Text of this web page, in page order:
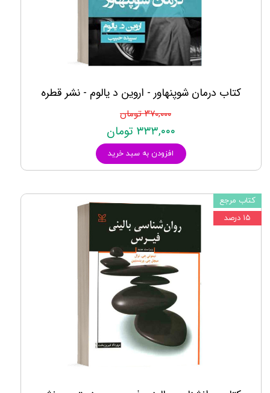
کتاب درمان شوپنهاور - اروین د یالوم - نشر قطره
۳۷۰,۰۰۰ تومان
۳۳۳,۰۰۰ تومان
افزودن به سبد خرید
کتاب مرجع
۱۵ درصد